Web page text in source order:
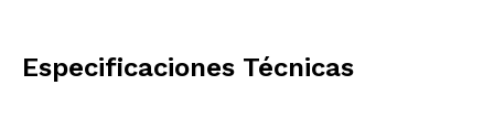
Especificaciones Técnicas